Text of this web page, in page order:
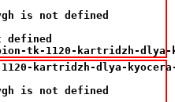
is not defined
defined
tk-1120-kartridzh-
kartridzh-dlya-kyocera-
is not defined